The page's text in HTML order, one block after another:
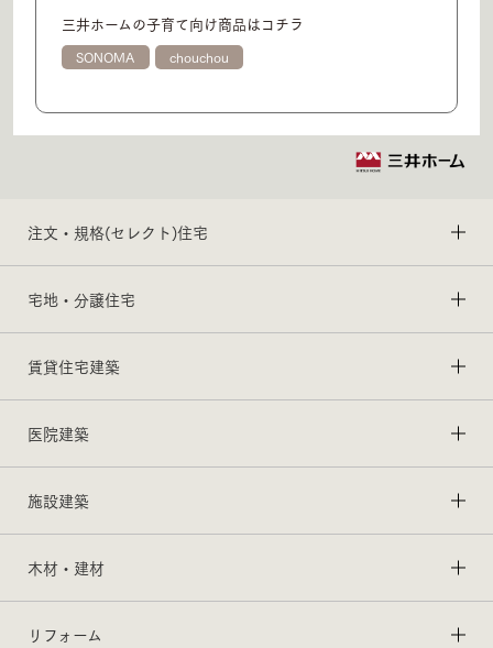
三井ホームの子育て向け商品はコチラ
SONOMA chouchou
注文・規格(セレクト)住宅
宅地・分譲住宅
賃貸住宅建築
医院建築
施設建築
木材・建材
リフォーム